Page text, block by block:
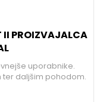
II PROIZVAJALCA
uporabnike.
ter daljšim pohodom.